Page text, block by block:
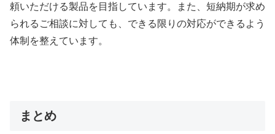
頼いただける製品を目指しています。また、短納期が求め
られるご相談に対しても、できる限りの対応ができるよう
体制を整えています。
まとめ